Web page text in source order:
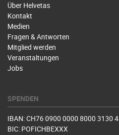
Über Helvetas
Kontakt
Medien
Fragen & Antworten
Mitglied werden
Veranstaltungen
Jobs
SPENDEN
IBAN: CH76 0900 0000 8000 3130 4
BIC: POFICHBEXXX